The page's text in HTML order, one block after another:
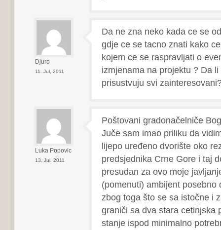
Djuro
11. Jul, 2011
Da ne zna neko kada ce se
gdje ce se tacno znati kako
kojem ce se raspravljati o
izmjenama na projektu ? Da
prisustvuju svi
Luka Popovic
13. Jul, 2011
Poštovani gradonačelniče
Juče sam imao priliku da
lijepo uređeno dvorište oko
predsjednika Crne Gore i taj
presudan za ovo moje
(pomenuti) ambijent posebno
zbog toga što se sa istočne i
graniči sa dva stara cetinjska
stanje ispod minimalno